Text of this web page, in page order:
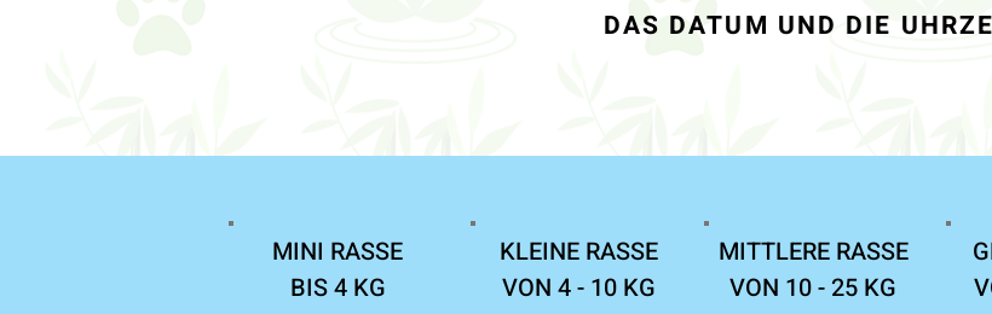
DAS DATUM UND DIE
MINI RASSE
BIS 4 KG
KLEINE RASSE
VON 4 - 10 KG
MITTLERE RASSE
VON 10 - 25 KG